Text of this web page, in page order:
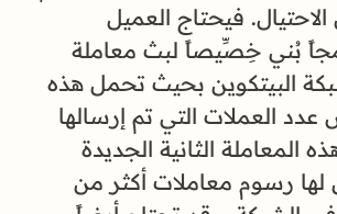
الاحتيال. فيحتاج العميل
بُني خِصِّيصاً لبث معاملة
البيتكوين بحيث تحمل هذه
عدد العملات التي تم إرسالها
المعاملة الثانية الجديدة
رسوم معاملات أكثر من